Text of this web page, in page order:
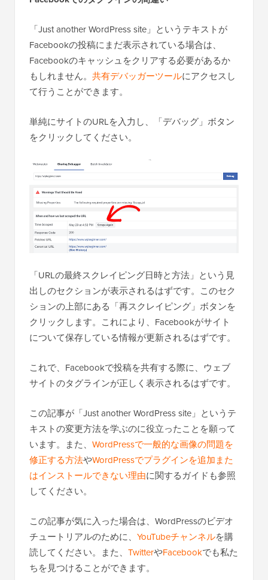
「Just another WordPress site」というテキストが
Facebookの投稿にまだ表示されている場合は、
Facebookのキャッシュをクリアする必要があるか
もしれません。 共有デバッガーツールにアクセスし
て行うことができます。
単純にサイトのURLを入力し、「デバッグ」ボタン
をクリックしてください。
「URLの最終スクレイピング日時と方法」という見
出しのセクションが表示されるはずです。このセク
ションの上部にある「再スクレイピング」ボタンを
クリックします。これにより、Facebookがサイト
について保存している情報が更新されるはずです。
これで、Facebookで投稿を共有する際に、ウェブ
サイトのタグラインが正しく表示されるはずです。
この記事が「Just another WordPress site」というテ
キストの変更方法を学ぶのに役立ったことを願って
います。また、 WordPressで一般的な画像の問題を
修正する方法やWordPressでプラグインを追加また
はインストールできない理由に関するガイドも参照
してください。
この記事が気に入った場合は、WordPressのビデオ
チュートリアルのために、 YouTubeチャンネルを購
読してください。また、 TwitterやFacebookでも私た
ちを見つけることができます。